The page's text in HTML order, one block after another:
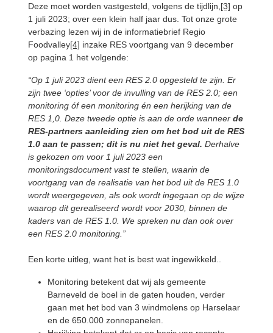
Deze moet worden vastgesteld, volgens de tijdlijn, [3] op
1 juli 2023; over een klein half jaar dus. Tot onze grote
verbazing lezen wij in de informatiebrief Regio
Foodvalley[4] inzake RES voortgang van 9 december
op pagina 1 het volgende:
“Op 1 juli 2023 dient een RES 2.0 opgesteld te zijn. Er
zijn twee ‘opties’ voor de invulling van de RES 2.0; een
monitoring óf een monitoring én een herijking van de
RES 1,0. Deze tweede optie is aan de orde wanneer de
RES-partners aanleiding zien om het bod uit de RES
1.0 aan te passen; dit is nu niet het geval. Derhalve
is gekozen om voor 1 juli 2023 een
monitoringsdocument vast te stellen, waarin de
voortgang van de realisatie van het bod uit de RES 1.0
wordt weergegeven, als ook wordt ingegaan op de wijze
waarop dit gerealiseerd wordt voor 2030, binnen de
kaders van de RES 1.0. We spreken nu dan ook over
een RES 2.0 monitoring.”
Een korte uitleg, want het is best wat ingewikkeld..
Monitoring betekent dat wij als gemeente
Barneveld de boel in de gaten houden, verder
gaan met het bod van 3 windmolens op Harselaar
en de 650.000 zonnepanelen.